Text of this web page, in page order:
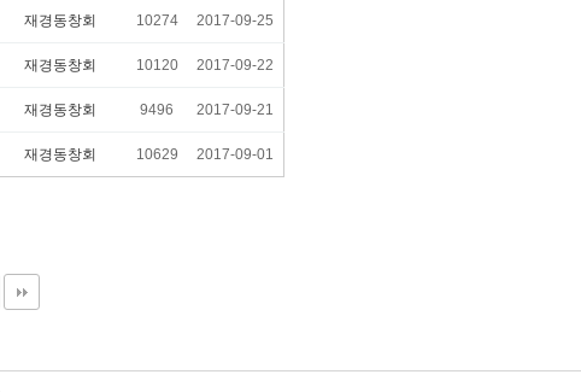
재경동창회 10274 2017-09-25
재경동창회 10120 2017-09-22
재경동창회 9496 2017-09-21
재경동창회 10629 2017-09-01